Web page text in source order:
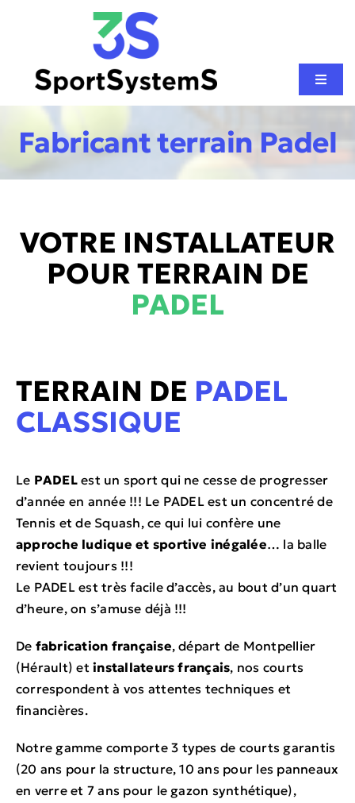
SPORTS DE RAQUETTE
NOS RÉALISATIONS
Fabricant terrain Padel
VOTRE INSTALLATEUR
POUR TERRAIN DE
PADEL
TERRAIN DE PADEL
CLASSIQUE
Le PADELest un sport qui ne cesse de progresser
d’année en année !!! Le PADEL est un concentré de
Tennis et de Squash, ce qui lui confère une
approche ludique et sportive inégalée… la balle
revient toujours !!!
Le PADEL est très facile d’accès, au bout d’un quart
d’heure, on s’amuse déjà !!!
De fabrication française, départ de Montpellier
(Hérault) etinstallateurs français, nos courts
correspondent à vos attentes techniques et
financières.
Notre gamme comporte 3 types de courts garantis
(20 ans pour la structure, 10 ans pour les panneaux
en verre et 7 ans pour le gazon synthétique),